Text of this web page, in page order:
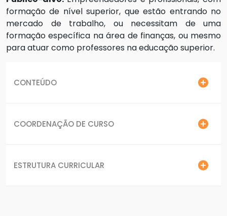
formação de nível superior, que estão entrando no
mercado de trabalho, ou necessitam de uma
formação específica na área de finanças, ou mesmo
para atuar como professores na educação superior.
CONTEÚDO
COORDENAÇÃO DE CURSO
ESTRUTURA CURRICULAR